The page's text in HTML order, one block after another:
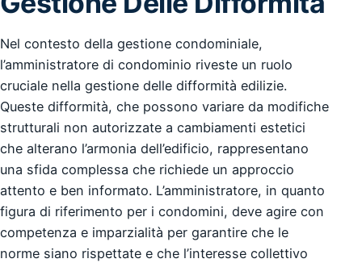
Nel contesto della gestione condominiale,
l’amministratore di condominio riveste un ruolo
cruciale nella gestione delle difformità edilizie.
Queste difformità, che possono variare da modifiche
strutturali non autorizzate a cambiamenti estetici
che alterano l’armonia dell’edificio, rappresentano
una sfida complessa che richiede un approccio
attento e ben informato. L’amministratore, in quanto
figura di riferimento per i condomini, deve agire con
competenza e imparzialità per garantire che le
norme siano rispettate e che l’interesse collettivo